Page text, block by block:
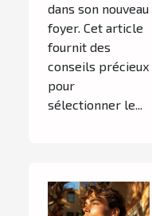
dans son nouveau
foyer. Cet article
fournit des
conseils précieux
pour
sélectionner le...